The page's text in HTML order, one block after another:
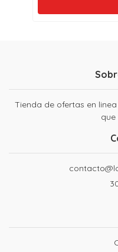
Tienda de ofertas en
que